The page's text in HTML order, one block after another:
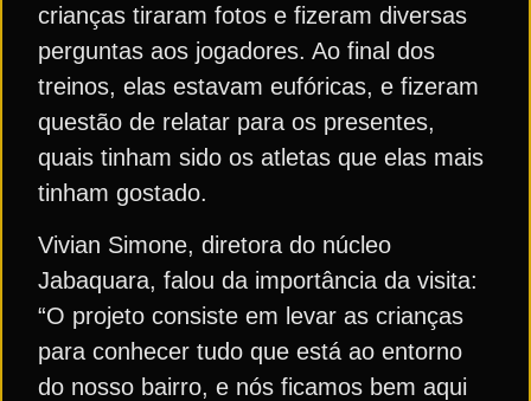
crianças tiraram fotos e fizeram diversas
perguntas aos jogadores. Ao final dos
treinos, elas estavam eufóricas, e fizeram
questão de relatar para os presentes,
quais tinham sido os atletas que elas mais
tinham gostado.
Vivian Simone, diretora do núcleo
Jabaquara, falou da importância da visita:
“O projeto consiste em levar as crianças
para conhecer tudo que está ao entorno
do nosso bairro, e nós ficamos bem aqui